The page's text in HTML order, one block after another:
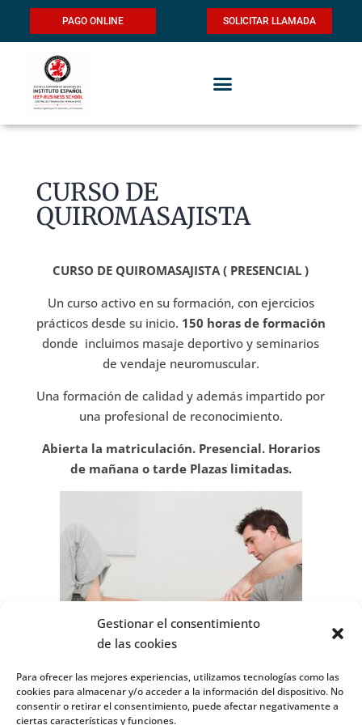
Gestionar el consentimiento
de las cookies
Para ofrecer las mejores experiencias, utilizamos tecnologías como las
cookies para almacenar y/o acceder a la información del dispositivo. No
consentir o retirar el consentimiento, puede afectar negativamente a
ciertas características y funciones.
SOLICITAR LLAMADA
PAGO ONLINE
CURSO DE
QUIROMASAJISTA
CURSO DE QUIROMASAJISTA ( PRESENCIAL )
Un curso activo en su formación, con ejercicios
prácticos desde su inicio. 150 horas de formación
donde incluimos masaje deportivo y seminarios
de vendaje neuromuscular.
Una formación de calidad y además impartido por
una profesional de reconocimiento.
Abierta la matriculación. Presencial. Horarios
de mañana o tarde Plazas limitadas.
Una profesión con muy buena salida laboral.
IEEFrealizacursos de formación presenciales en
Madridycursos online. Estos cursos incluyen